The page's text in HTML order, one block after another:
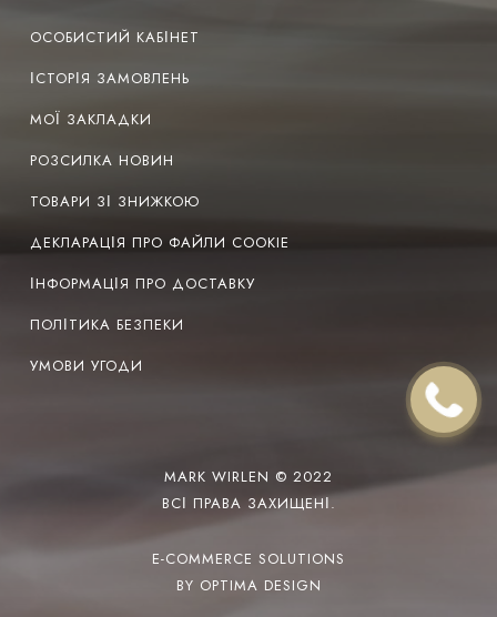
ОСОБИСТИЙ КАБІНЕТ
ІСТОРІЯ ЗАМОВЛЕНЬ
МОЇ ЗАКЛАДКИ
РОЗСИЛКА НОВИН
ТОВАРИ ЗІ ЗНИЖКОЮ
ДЕКЛАРАЦІЯ ПРО ФАЙЛИ COOKIE
ІНФОРМАЦІЯ ПРО ДОСТАВКУ
ПОЛІТИКА БЕЗПЕКИ
УМОВИ УГОДИ
MARK WIRLEN © 2022
ВСІ ПРАВА ЗАХИЩЕНІ.
E-COMMERCE SOLUTIONS
BY OPTIMA DESIGN